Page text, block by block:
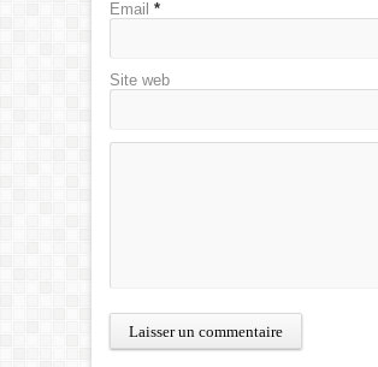
Email *
Site web